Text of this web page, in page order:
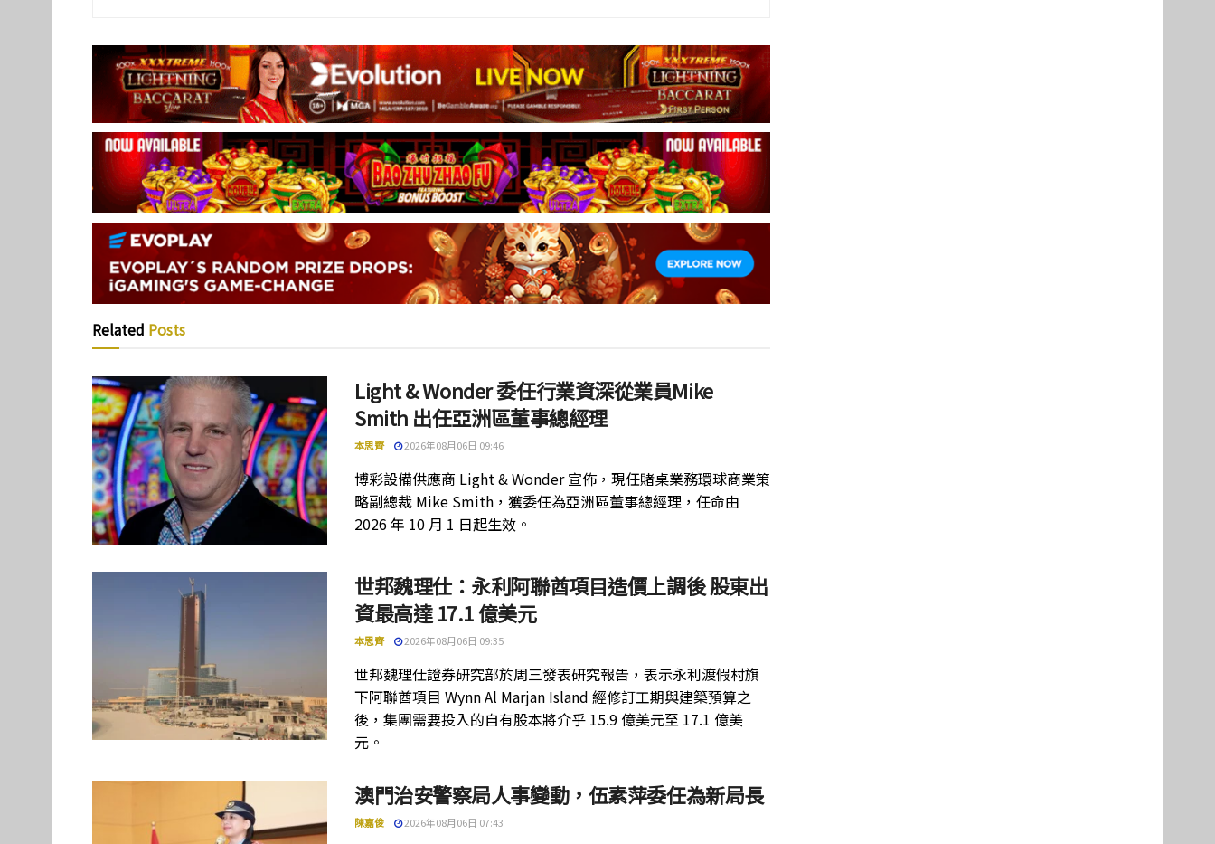
Related Posts
Light & Wonder 委任行業資深從業員Mike
Smith 出任亞洲區董事總經理
本思齊 2026年08月06日 09:46
博彩設備供應商 Light & Wonder 宣佈，現任賭桌業務環球商業策
略副總裁 Mike Smith，獲委任為亞洲區董事總經理，任命由
2026 年 10 月 1 日起生效。
世邦魏理仕：永利阿聯酋項目造價上調後 股東出
資最高達 17.1 億美元
本思齊 2026年08月06日 09:35
世邦魏理仕證券研究部於周三發表研究報告，表示永利渡假村旗
下阿聯酋項目 Wynn Al Marjan Island 經修訂工期與建築預算之
後，集團需要投入的自有股本將介乎 15.9 億美元至 17.1 億美
元。
澳門治安警察局人事變動，伍素萍委任為新局長
陳嘉俊 2026年08月06日 07:43